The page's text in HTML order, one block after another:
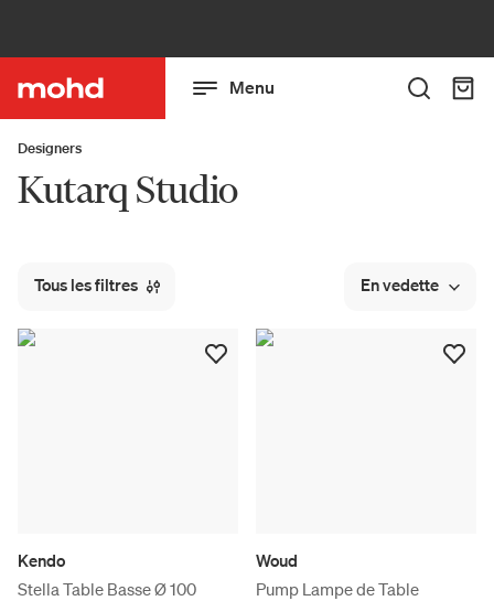
Menu
Designers
Kutarq Studio
Tous les filtres En vedette
Kendo
Stella Table Basse Ø 100
Woud
Pump Lampe de Table